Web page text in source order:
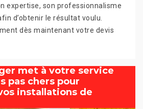
expertise, son professionnalisme
d’obtenir le résultat voulu.
dès maintenant votre devis
met à votre service
pas chers pour
installations de